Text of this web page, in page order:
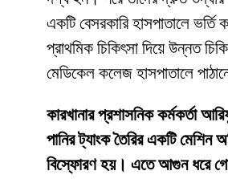
একটি বেসরকারি হাসপাতালে ভর্তি
প্রাথমিক চিকিৎসা দিয়ে উন্নত
মেডিকেল কলেজ হাসপাতালে
কারখানার প্রশাসনিক কর্মকর্তা
পানির ট্যাংক তৈরির একটি মেশিন
বিস্ফোরণ হয়। এতে আগুন ধরে